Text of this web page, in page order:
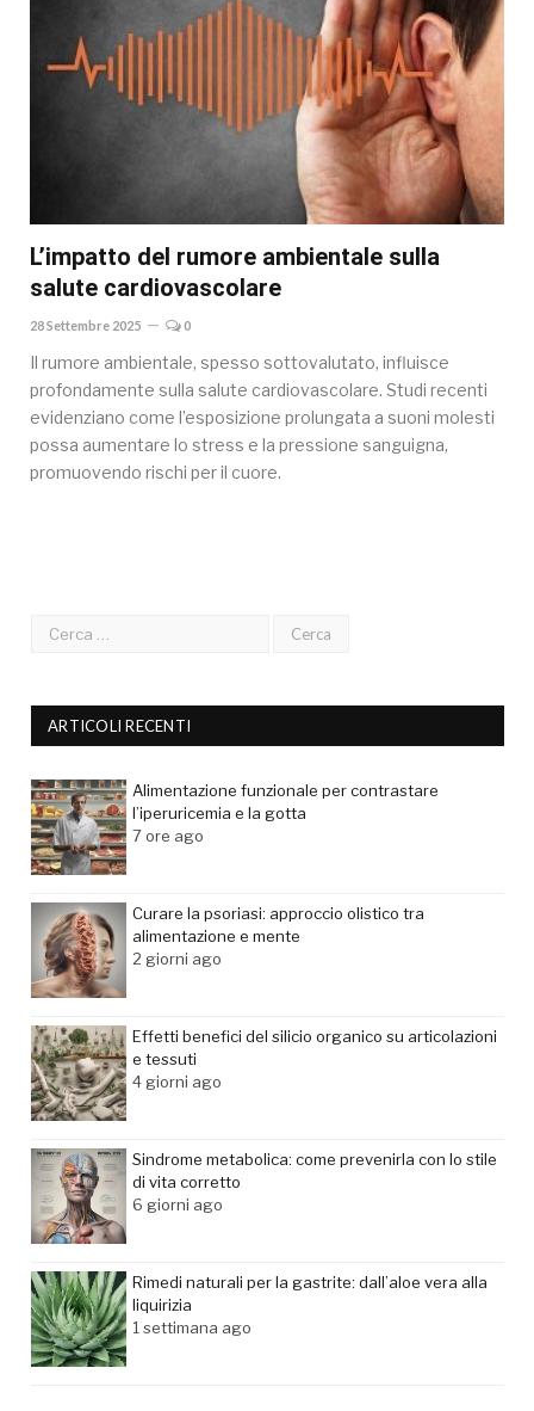
L’impatto del rumore ambientale sulla
salute cardiovascolare
28 Settembre 2025 0
Il rumore ambientale, spesso sottovalutato, influisce
profondamente sulla salute cardiovascolare. Studi recenti
evidenziano come l’esposizione prolungata a suoni molesti
possa aumentare lo stress e la pressione sanguigna,
promuovendo rischi per il cuore.
ARTICOLI RECENTI
Alimentazione funzionale per contrastare
l’iperuricemia e la gotta
7 ore ago
Curare la psoriasi: approccio olistico tra
alimentazione e mente
2 giorni ago
Effetti benefici del silicio organico su articolazioni
e tessuti
4 giorni ago
Sindrome metabolica: come prevenirla con lo stile
di vita corretto
6 giorni ago
Rimedi naturali per la gastrite: dall’aloe vera alla
liquirizia
1 settimana ago